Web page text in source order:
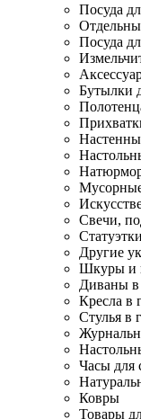
Посуда
Посуда
Бутылки
Свечи,
Другие
Шкуры и
Диваны
Кресла в
Стулья в
Часы для
Ковры
Товары